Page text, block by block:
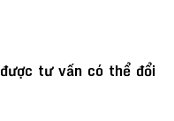
tư vấn có thể đổi